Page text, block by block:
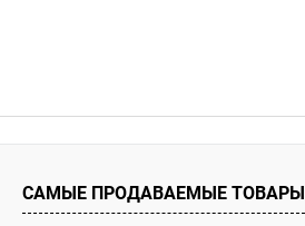
САМЫЕ ПРОДАВАЕМЫЕ ТОВАРЫ